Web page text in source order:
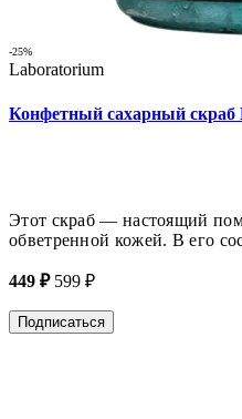
-25%
Laboratorium
Конфетный сахарный
Этот скраб — настоящий
обветренной кожей. В его
449 ₽ 599 ₽
Подписаться